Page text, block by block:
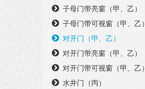
子母门带亮窗（甲、乙）
子母门带可视窗（甲、乙）
对开门（甲、乙）
对开门带亮窗（甲、乙）
对开门带可视窗（甲、乙）
水井门（丙）